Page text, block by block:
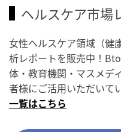
ヘルスケア市場
女性ヘルスケア領域（健
析レポートを販売中！
体・教育機関・マスメデ
者様にご活用いただいて
一覧はこちら